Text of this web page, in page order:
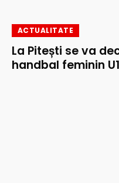
ACTUALITATE
La Pitești se va
handbal feminin